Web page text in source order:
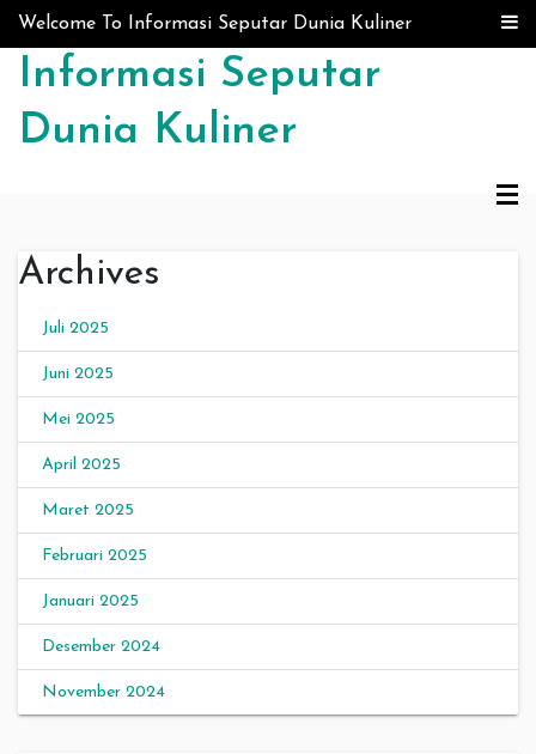
Skip to content
Welcome To Informasi Seputar Dunia Kuliner
Informasi Seputar
Dunia Kuliner
Archives
Juli 2025
Juni 2025
Mei 2025
April 2025
Maret 2025
Februari 2025
Januari 2025
Desember 2024
November 2024